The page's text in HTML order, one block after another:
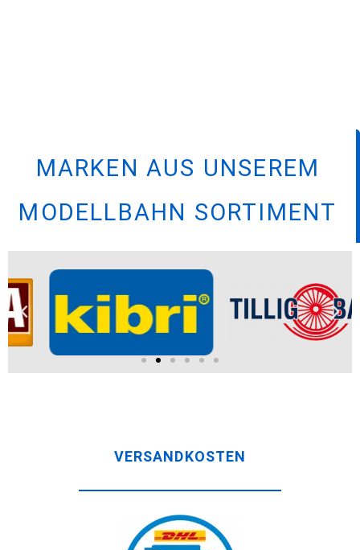
MARKEN AUS UNSEREM
MODELLBAHN SORTIMENT
VERSANDKOSTEN